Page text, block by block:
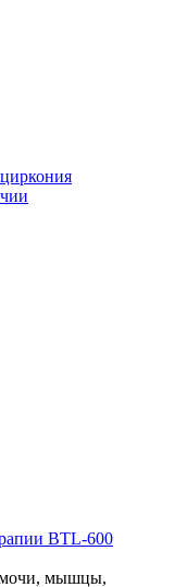
BTL-600
мочи, мышцы,